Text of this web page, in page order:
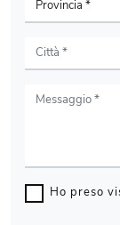
Ho preso